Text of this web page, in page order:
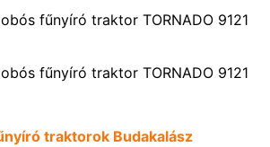
fűnyíró traktor TORNADO 9121
fűnyíró traktor TORNADO 9121
traktorok Budakalász